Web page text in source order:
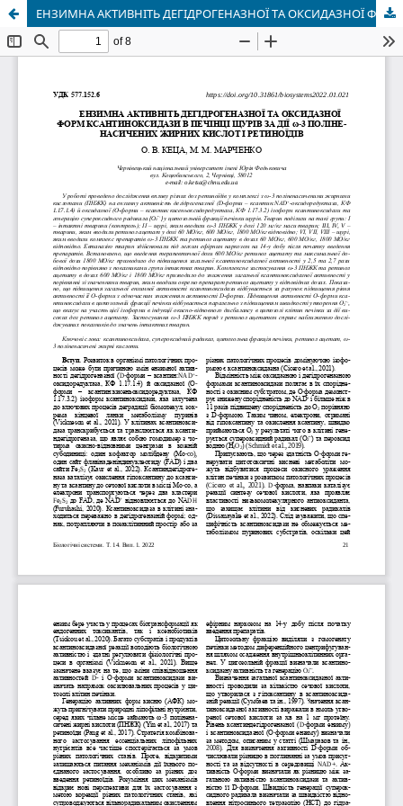
ЕНЗИМНА АКТИВНІТЬ ДЕГІДРОГЕНАЗНОЇ ТА ОКСИДАЗНОЇ ФОРМ КСАНТИНОКСИДАЗИ В ПЕЧІНЦІ ЩУРІВ ЗА ДІЇ ω-3 ПОЛІ-НЕНАСИЧЕНИХ ЖИРНИХ КИСЛОТ І РЕТИНОЇДІВ